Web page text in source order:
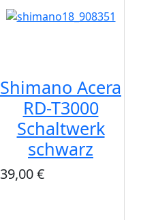
Shimano Acera
RD-T3000
Schaltwerk
schwarz
39,00 €